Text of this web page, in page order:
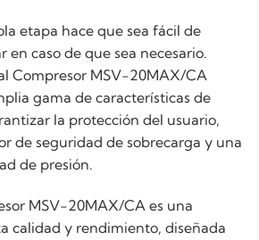
etapa hace que sea fácil de
en caso de que sea necesario.
Compresor MSV-20MAX/CA
gama de características de
la protección del usuario,
de seguridad de sobrecarga y una
de presión.
MSV-20MAX/CA es una
calidad y rendimiento, diseñada